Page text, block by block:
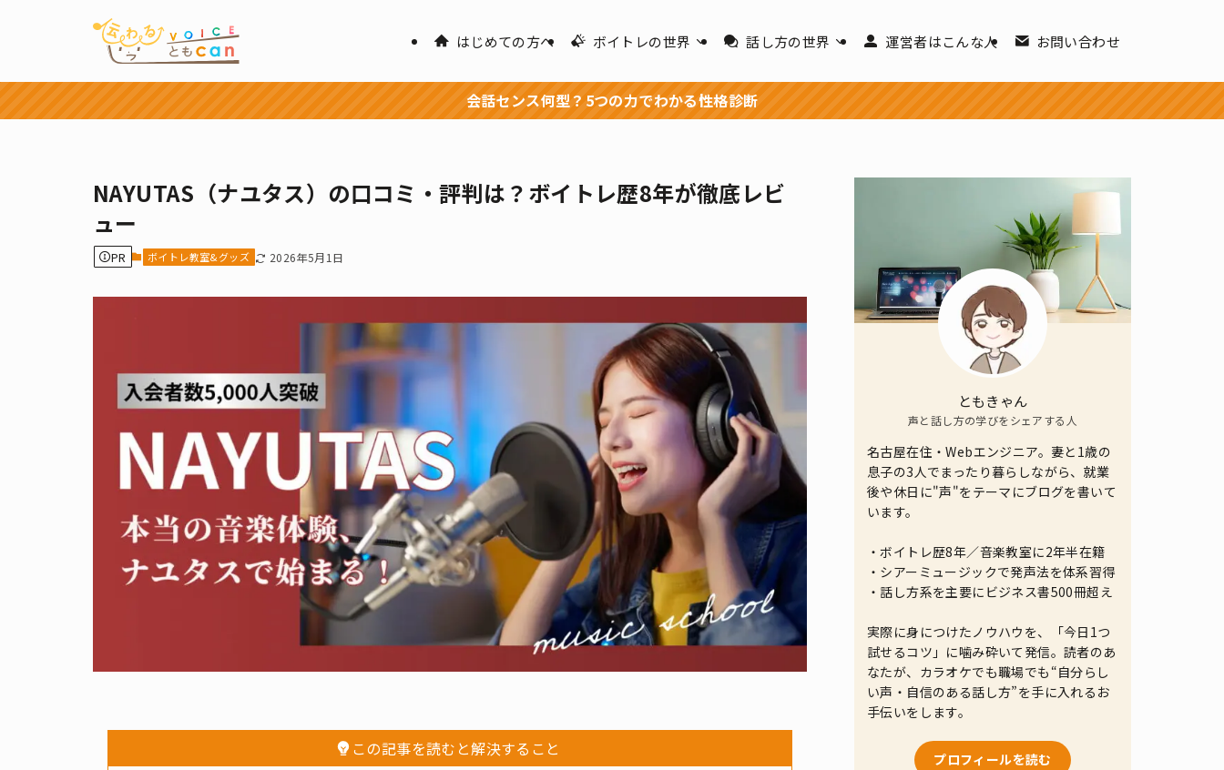
はじめての方へ ボイトレの世界 話し方の世界 運営者はこんな人 お問い合わせ
会話センス何型？5つの力でわかる性格診断
NAYUTAS（ナユタス）の口コミ・評判は？ボイトレ歴8年が徹底レビ
ュー
PR ボイトレ教室&グッズ 2026年5月1日
この記事を読むと解決すること
ともきゃん
声と話し方の学びをシェアする人
名古屋在住・Webエンジニア。妻と1歳の
息子の3人でまったり暮らしながら、就業
後や休日に"声"をテーマにブログを書いて
います。
・ボイトレ歴8年／音楽教室に2年半在籍
・シアーミュージックで発声法を体系習得
・話し方系を主要にビジネス書500冊超え
実際に身につけたノウハウを、「今日1つ
試せるコツ」に噛み砕いて発信。読者のあ
なたが、カラオケでも職場でも“自分らし
い声・自信のある話し方”を手に入れるお
手伝いをします。
プロフィールを読む